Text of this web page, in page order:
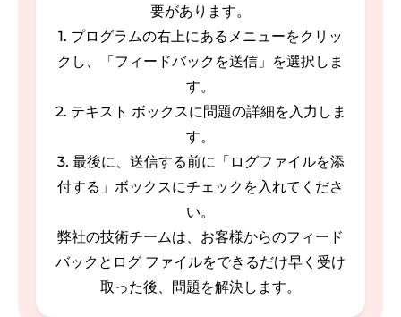
要があります。
1. プログラムの右上にあるメニューをクリッ
クし、「フィードバックを送信」を選択しま
す。
2. テキスト ボックスに問題の詳細を入力しま
す。
3. 最後に、送信する前に「ログファイルを添
付する」ボックスにチェックを入れてくださ
い。
弊社の技術チームは、お客様からのフィード
バックとログ ファイルをできるだけ早く受け
取った後、問題を解決します。